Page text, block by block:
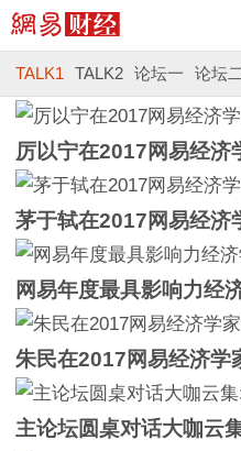
TALK1 TALK2 论坛一 论坛二
厉以宁在2017网易经济
茅于轼在2017网易经济
网易年度最具影响力经
朱民在2017网易经济学
主论坛圆桌对话大咖云